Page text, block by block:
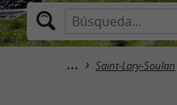
Saint-Lary-Soulan